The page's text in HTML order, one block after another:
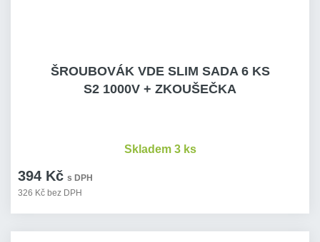
ŠROUBOVÁK VDE SLIM SADA 6 KS
S2 1000V + ZKOUŠEČKA
394 Kč s DPH
326 Kč bez DPH
Skladem 3 ks